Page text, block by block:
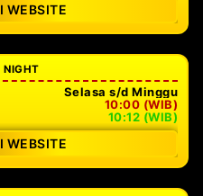
WEBSITE
NIGHT
Selasa s/d Minggu
10:00 (WIB)
10:12 (WIB)
WEBSITE